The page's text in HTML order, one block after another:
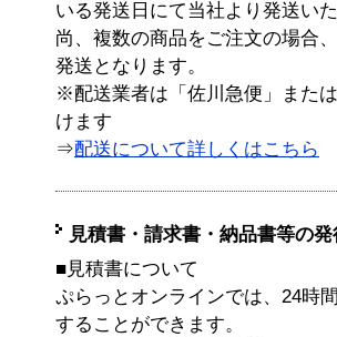
いる発送日にて当社より発送い
尚、複数の商品をご注文の場合
発送となります。
※配送業者は「佐川急便」また
けます
⇒配送について詳しくはこちら
見積書・請求書・納品書等の
■見積書について
ぷらっとオンラインでは、24時
することができます。